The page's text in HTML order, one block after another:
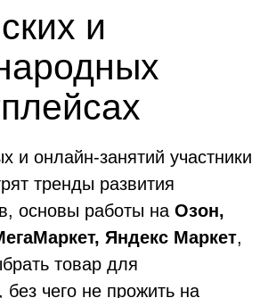
и
и онлайн-занятий участники
тренды развития
основы работы на Озон,
Яндекс Маркет,
товар для
без чего не прожить на